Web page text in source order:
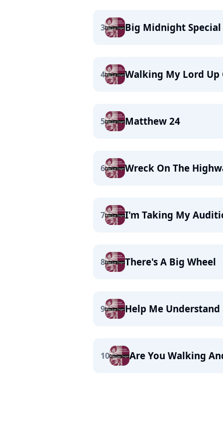
3 Big Midnight Special
4 Walking My Lord Up
5 Matthew 24
6 Wreck On The
7 I'm Taking My
8 There's A Big Wheel
9 Help Me Understand
10 Are You Walking